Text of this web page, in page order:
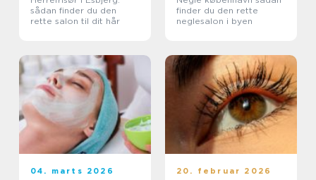
sådan finder du den
rette salon til dit hår
finder du den rette
neglesalon i byen
04. marts 2026 20. februar 2026